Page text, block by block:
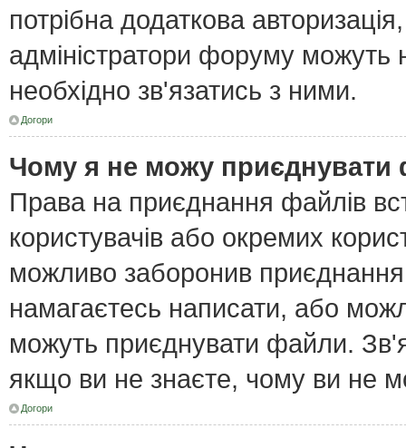
потрібна додаткова
адміністратори форуму можуть
необхідно зв'язатись з ними.
Догори
Чому я не можу приєднувати
Права на приєднання файлів
користувачів або окремих
можливо заборонив
намагаєтесь написати, або
можуть приєднувати файли.
якщо ви не знаєте, чому ви не
Догори